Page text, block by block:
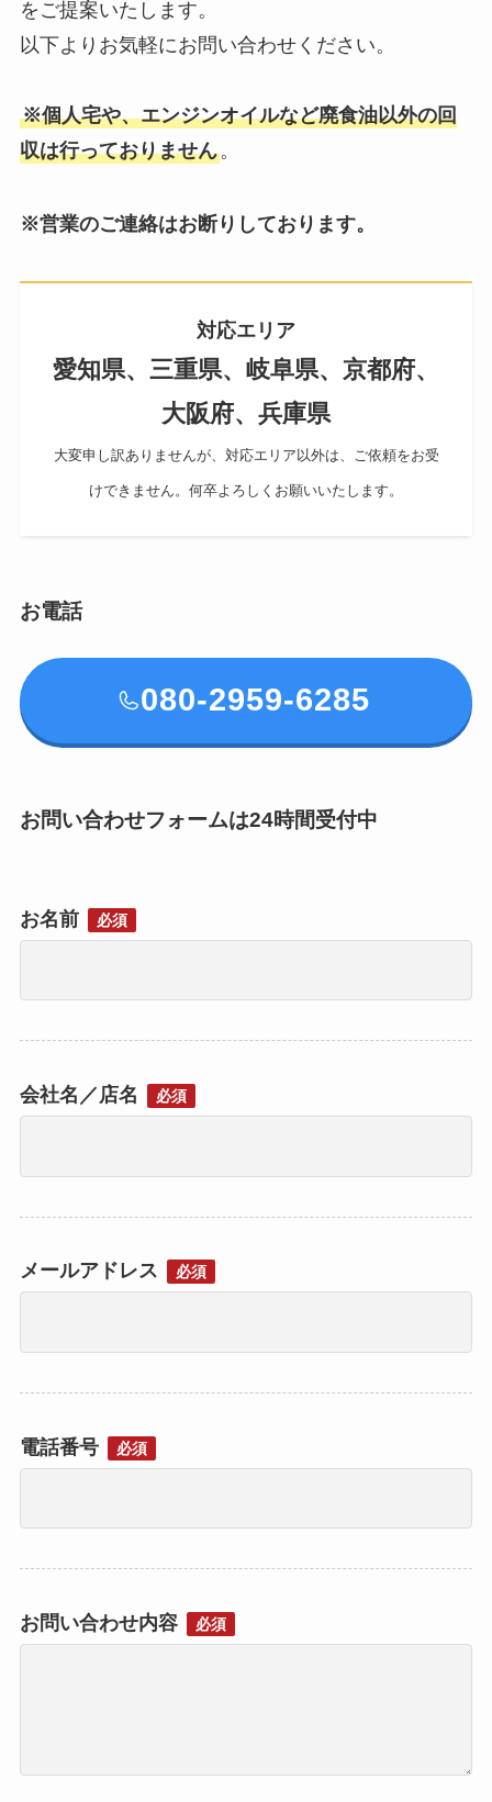
をご提案いたします。
以下よりお気軽にお問い合わせください。
※個人宅や、エンジンオイルなど廃食油以外の回
収は行っておりません。
※営業のご連絡はお断りしております。
対応エリア
愛知県、三重県、岐阜県、京都府、
大阪府、兵庫県
大変申し訳ありませんが、対応エリア以外は、ご依頼をお受
けできません。何卒よろしくお願いいたします。
お電話
080-2959-6285
お問い合わせフォームは24時間受付中
お名前 必須
会社名／店名 必須
メールアドレス 必須
電話番号 必須
お問い合わせ内容 必須